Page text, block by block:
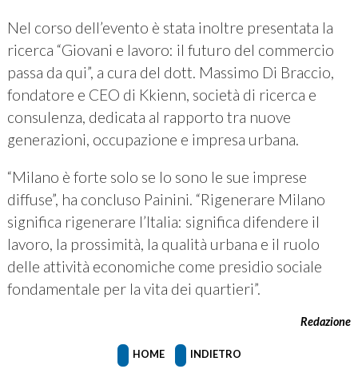
Nel corso dell’evento è stata inoltre presentata la
ricerca “Giovani e lavoro: il futuro del commercio
passa da qui”, a cura del dott. Massimo Di Braccio,
fondatore e CEO di Kkienn, società di ricerca e
consulenza, dedicata al rapporto tra nuove
generazioni, occupazione e impresa urbana.
“Milano è forte solo se lo sono le sue imprese
diffuse”, ha concluso Painini. “Rigenerare Milano
significa rigenerare l’Italia: significa difendere il
lavoro, la prossimità, la qualità urbana e il ruolo
delle attività economiche come presidio sociale
fondamentale per la vita dei quartieri”.
Redazione
HOME INDIETRO